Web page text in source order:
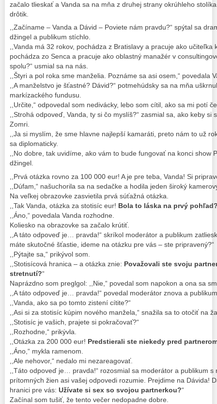
začalo tlieskať a Vanda sa na mňa z druhej strany okrúhleho
drôtik.
,,Začíname – Vanda a Dávid – Poviete nám pravdu?“ spýtal sa
džingel a publikum stíchlo.
,,Vanda má 32 rokov, pochádza z Bratislavy a pracuje ako učiteľka
pochádza zo Senca a pracuje ako oblastný manažér v
spolu?“ usmial sa na nás.
,,Štyri a pol roka sme manželia. Poznáme sa asi osem,“ povedala
,,A manželstvo je šťastné? Dávid?“ potmehúdsky sa na mňa
markízackého fundusu.
,,Určite,“ odpovedal som nedivácky, lebo som cítil, ako sa mi potí
,,Strohá odpoveď, Vanda, ty si čo myslíš?“ zasmial sa, ako keby si
Zomri.
,,Ja si myslím, že sme hlavne najlepší kamaráti, preto nám to už
sa diplomaticky.
,,No dobre, tak uvidíme, ako vám to bude fungovať na konci show
džingel.
,,Prvá otázka rovno za 100 000 eur! A je pre teba, Vanda! Si
,,Dúfam,“ našuchorila sa na sedačke a hodila jeden široký
Na veľkej obrazovke zasvietila prvá súťažná otázka.
,,Tak Vanda, otázka za stotisíc eur! Bola to láska na prvý
,,Áno,“ povedala Vanda rozhodne.
Koliesko na obrazovke sa začalo krútiť.
,,A táto odpoveď je… pravda!“ skríkol moderátor a publikum
máte skutočné šťastie, ideme na otázku pre vás – ste pripravený?“
,,Pýtajte sa,“ prikývol som.
,,Stotisícová hranica – a otázka znie: Považovali ste svoju
stretnutí?“
Naprázdno som preglgol: ,,Nie,“ povedal som napokon a ona sa
,,A táto odpoveď je… pravda!“ povedal moderátor znova a
,,Vanda, ako sa po tomto zistení cítite?“
,,Asi si za stotisíc kúpim nového manžela,“ snažila sa to otočiť na
,,Stotisíc je vašich, prajete si pokračovať?“
,,Rozhodne,“ prikývla.
,,Otázka za 200 000 eur! Predstierali ste niekedy pred
,,Áno,“ mykla ramenom.
,,Ale nehovor,“ nedalo mi nezareagovať.
,,Táto odpoveď je… pravda!“ rozosmial sa moderátor a publikum s
prítomných žien asi vašej odpovedi rozumie. Prejdime na Dávida!
hranici pre vás: Užívate si sex so svojou partnerkou?“
Začínal som tušiť, že tento večer nedopadne dobre.